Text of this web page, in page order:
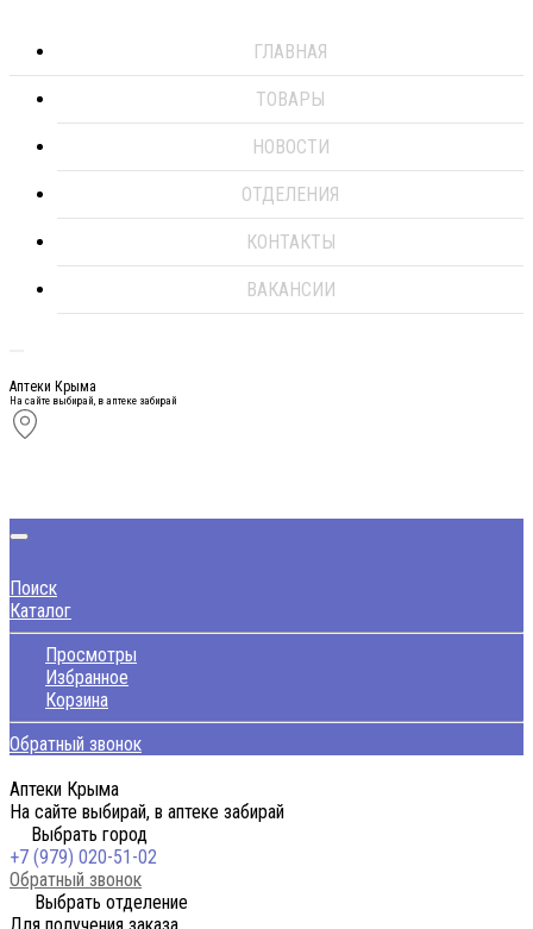
ГЛАВНАЯ
ТОВАРЫ
НОВОСТИ
ОТДЕЛЕНИЯ
КОНТАКТЫ
ВАКАНСИИ
Аптеки Крыма
На сайте выбирай, в аптеке забирай
Поиск
Каталог
Просмотры
Избранное
Корзина
Обратный звонок
Аптеки Крыма
На сайте выбирай, в аптеке забирай
Выбрать город
+7 (979) 020-51-02
Обратный звонок
Выбрать отделение